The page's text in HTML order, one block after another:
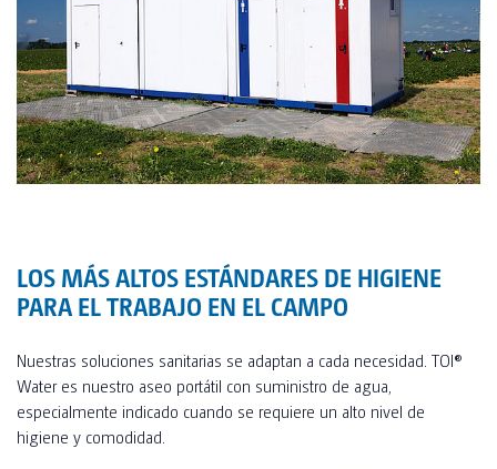
TOI® HANDS DUO
TOI® HANDY
TOI® COLUMNA
SANI TOI®
TOI® HEATER
TOI® SHOWER EMERGE
LOS MÁS ALTOS ESTÁNDARES DE HIGIENE
PARA EL TRABAJO EN EL CAMPO
Nuestras soluciones sanitarias se adaptan a cada necesidad. TOI®
Water es nuestro aseo portátil con suministro de agua,
especialmente indicado cuando se requiere un alto nivel de
higiene y comodidad.